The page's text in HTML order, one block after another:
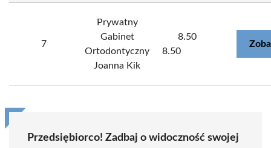
7
Prywatny
Gabinet
Ortodontyczny
Joanna Kik
8.50
8.50
Przedsiębiorco! Zadbaj o widoczność swojej